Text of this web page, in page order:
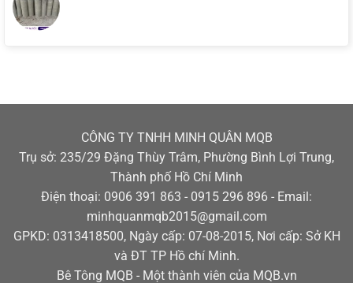
CÔNG TY TNHH MINH QUÂN MQB
Trụ sở: 235/29 Đặng Thùy Trâm, Phường Bình Lợi Trung,
Thành phố Hồ Chí Minh
Điện thoại: 0906 391 863 - 0915 296 896 - Email:
minhquanmqb2015@gmail.com
GPKD: 0313418500, Ngày cấp: 07-08-2015, Nơi cấp: Sở KH
và ĐT TP Hồ chí Minh.
Bê Tông MQB - Một thành viên của MQB.vn